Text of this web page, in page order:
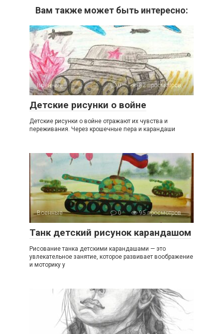
Вам также может быть интересно:
Военные 0 82 просмотров
Детские рисунки о войне
Детские рисунки о войне отражают их чувства и
переживания. Через крошечные пера и карандаши
Военные 0 95 просмотров
Танк детский рисунок карандашом
Рисование танка детскими карандашами — это
увлекательное занятие, которое развивает воображение
и моторику у